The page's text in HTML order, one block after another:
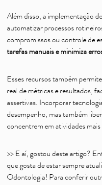
Além disso, a implementação
automatizar processos
compromissos ou controle de
tarefas manuais e minimiza
Esses recursos também
real de métricas e resultados,
assertivas. Incorporar
desempenho, mas também
concentrem em atividades
>> E aí, gostou deste artigo?
que gosta de estar sempre
Odontologia! Para conferir